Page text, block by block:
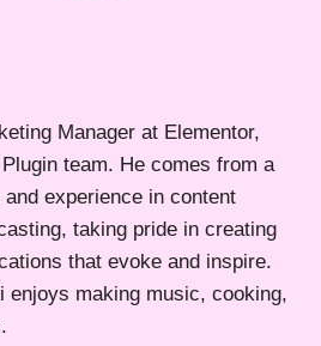
Manager at Elementor,
team. He comes from a
experience in content
taking pride in creating
that evoke and inspire.
enjoys making music, cooking,